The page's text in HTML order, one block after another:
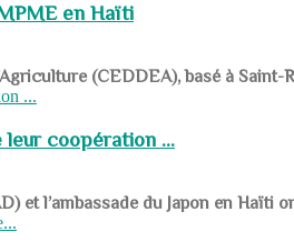
en Haïti
(CEDDEA), basé à Saint-
leur coopération ...
et l’ambassade du Japon en